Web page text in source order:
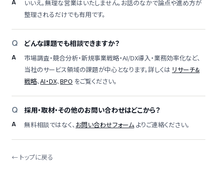
いいえ。無理な営業はいたしません。お話のなかで論点や進め方が
整理されるだけでも有用です。
どんな課題でも相談できますか？
市場調査・競合分析・新規事業戦略・AI/DX導入・業務効率化など、
当社のサービス領域の課題が中心となります。詳しくは リサーチ&
戦略、AI・DX、BPO をご覧ください。
採用・取材・その他のお問い合わせはどこから？
無料相談ではなく、 お問い合わせフォーム よりご連絡ください。
← トップに戻る